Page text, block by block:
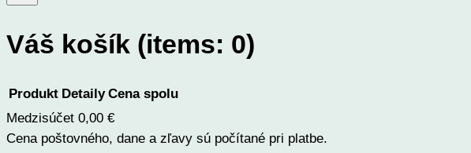
Váš košík (items: 0)
Produkty
Produkt Detaily Cena spolu
Medzisúčet 0,00 €
Cena poštovného, dane a zľavy sú počítané pri platbe.